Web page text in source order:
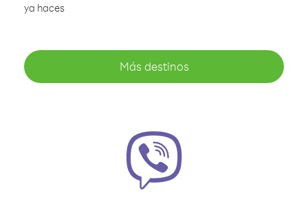
ya haces
Más destinos